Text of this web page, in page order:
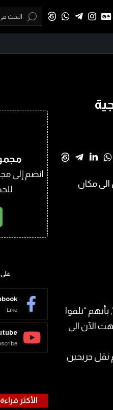
“تلقوا
الآن الى
حتى الان، تم نقل جريحين
انضم إلى
Like
الأكثر قراءة